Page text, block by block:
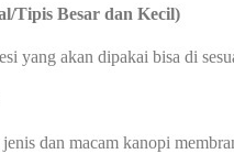
Tipis Besar dan Kecil)
yang akan dipakai bisa di
dan macam kanopi